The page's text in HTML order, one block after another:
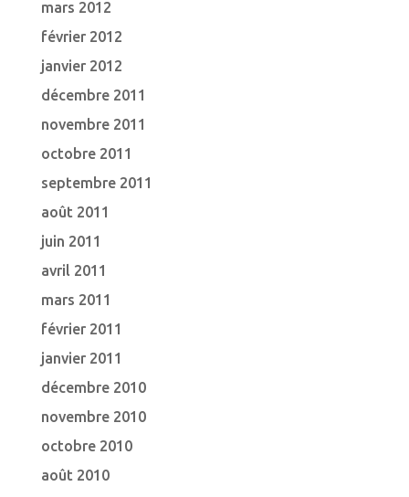
mars 2012
février 2012
janvier 2012
décembre 2011
novembre 2011
octobre 2011
septembre 2011
août 2011
juin 2011
avril 2011
mars 2011
février 2011
janvier 2011
décembre 2010
novembre 2010
octobre 2010
août 2010